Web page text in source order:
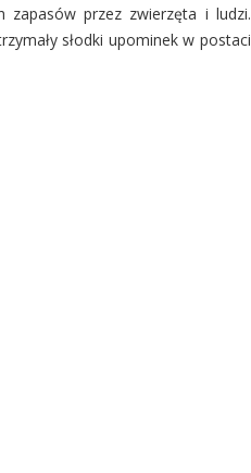
przez zwierzęta i ludzi.
słodki upominek w postaci